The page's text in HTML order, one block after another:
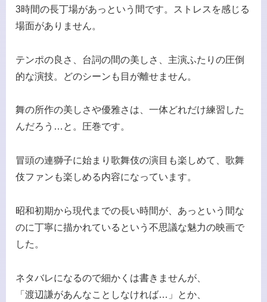
3時間の長丁場があっという間です。ストレスを感じる
場面がありません。
テンポの良さ、台詞の間の美しさ、主演ふたりの圧倒
的な演技。どのシーンも目が離せません。
舞の所作の美しさや優雅さは、一体どれだけ練習した
んだろう…と。圧巻です。
冒頭の連獅子に始まり歌舞伎の演目も楽しめて、歌舞
伎ファンも楽しめる内容になっています。
昭和初期から現代までの長い時間が、あっという間な
のに丁寧に描かれているという不思議な魅力の映画で
した。
ネタバレになるので細かくは書きませんが、
「渡辺謙があんなことしなければ…」とか、